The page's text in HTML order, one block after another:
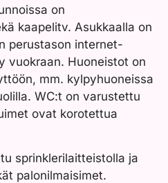
on
kaapelitv. Asukkaalla on
perustason internet-
vuokraan. Huoneistot on
mm. kylpyhuoneissa
WC:t on varustettu
ovat korotettua
sprinklerilaitteistolla ja
palonilmaisimet.